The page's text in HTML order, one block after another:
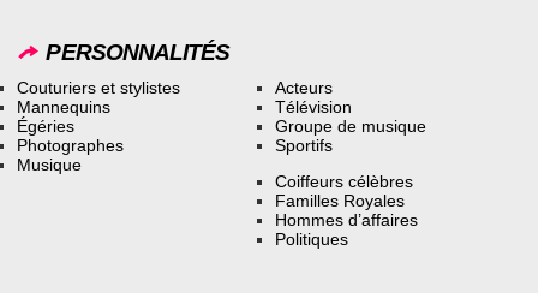
PERSONNALITÉS
Couturiers et stylistes
Mannequins
Égéries
Photographes
Musique
Acteurs
Télévision
Groupe de musique
Sportifs
Coiffeurs célèbres
Familles Royales
Hommes d’affaires
Politiques